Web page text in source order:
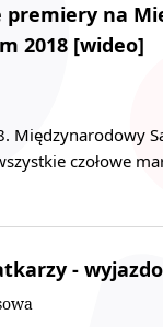
na
2018 [wideo]
Międzynarodowy
czołowe
-